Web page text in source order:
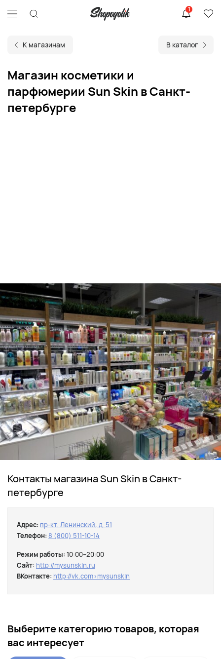
1
К магазинам В каталог
Магазин косметики и
парфюмерии Sun Skin в Санкт-
петербурге
Контакты магазина Sun Skin в Санкт-
петербурге
Адрес: пр-кт. Ленинский, д. 51
Телефон: 8 (800) 511-10-14
Режим работы: 10:00–20:00
Сайт: http://mysunskin.ru
ВКонтакте: http://vk.com›mysunskin
Выберите категорию товаров, которая
вас интересует